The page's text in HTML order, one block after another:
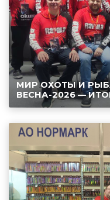
МИР ОХОТЫ И
ВЕСНА-2026 —